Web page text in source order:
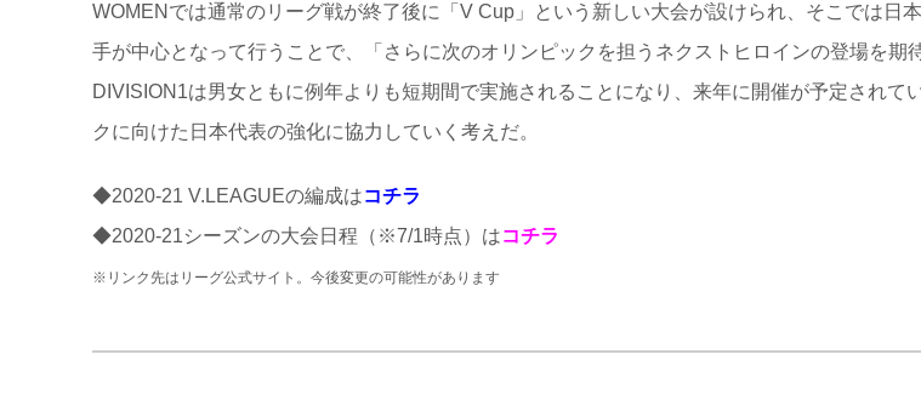
WOMENでは通常のリーグ戦が終了後に「V Cup」という新しい大会が設けられ、そこでは日
手が中心となって行うことで、「さらに次のオリンピックを担うネクストヒロインの登場を期
DIVISION1は男女ともに例年よりも短期間で実施されることになり、来年に開催が予定されて
クに向けた日本代表の強化に協力していく考えだ。
◆2020-21 V.LEAGUEの編成はコチラ
◆2020-21シーズンの大会日程（※7/1時点）はコチラ
※リンク先はリーグ公式サイト。今後変更の可能性があります